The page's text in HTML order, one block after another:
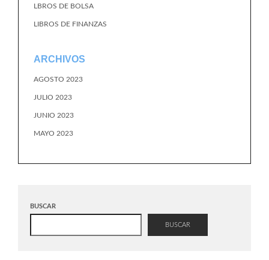
LBROS DE BOLSA
LIBROS DE FINANZAS
ARCHIVOS
AGOSTO 2023
JULIO 2023
JUNIO 2023
MAYO 2023
BUSCAR
BUSCAR